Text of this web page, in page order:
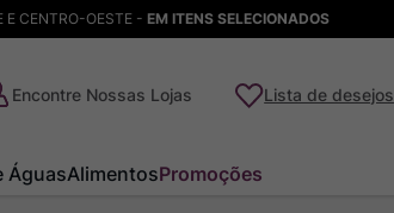
E CENTRO-OESTE - EM ITENS SELECIONADOS
Encontre Nossas Lojas Lista de desejos
ÁguasAlimentosPromoções